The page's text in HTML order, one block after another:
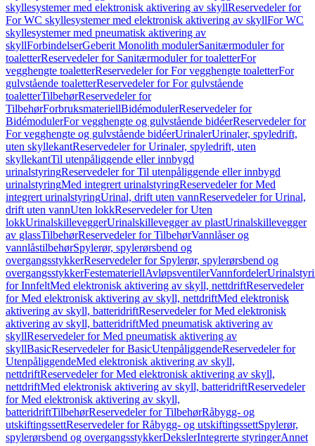
skyllesystemer med elektronisk aktivering av skyllReservedeler for
For WC skyllesystemer med elektronisk aktivering av skyllFor WC
skyllesystemer med pneumatisk aktivering av
skyllForbindelserGeberit Monolith modulerSanitærmoduler for
toaletterReservedeler for Sanitærmoduler for toaletterFor
vegghengte toaletterReservedeler for For vegghengte toaletterFor
gulvstående toaletterReservedeler for For gulvstående
toaletterTilbehørReservedeler for
TilbehørForbruksmateriellBidémodulerReservedeler for
BidémodulerFor vegghengte og gulvstående bidéerReservedeler for
For vegghengte og gulvstående bidéerUrinalerUrinaler, spyledrift,
uten skyllekantReservedeler for Urinaler, spyledrift, uten
skyllekantTil utenpåliggende eller innbygd
urinalstyringReservedeler for Til utenpåliggende eller innbygd
urinalstyringMed integrert urinalstyringReservedeler for Med
integrert urinalstyringUrinal, drift uten vannReservedeler for Urinal,
drift uten vannUten lokkReservedeler for Uten
lokkUrinalskilleveggerUrinalskillevegger av plastUrinalskillevegger
av glassTilbehørReservedeler for TilbehørVannlåser og
vannlåstilbehørSpylerør, spylerørsbend og
overgangsstykkerReservedeler for Spylerør, spylerørsbend og
overgangsstykkerFestemateriellAvløpsventilerVannfordeler
for InnfeltMed elektronisk aktivering av skyll, nettdriftReservedeler
for Med elektronisk aktivering av skyll, nettdriftMed elektronisk
aktivering av skyll, batteridriftReservedeler for Med elektronisk
aktivering av skyll, batteridriftMed pneumatisk aktivering av
skyllReservedeler for Med pneumatisk aktivering av
skyllBasicReservedeler for BasicUtenpåliggendeReservedeler for
UtenpåliggendeMed elektronisk aktivering av skyll,
nettdriftReservedeler for Med elektronisk aktivering av skyll,
nettdriftMed elektronisk aktivering av skyll, batteridriftReservedeler
for Med elektronisk aktivering av skyll,
batteridriftTilbehørReservedeler for TilbehørRåbygg- og
utskiftingssettReservedeler for Råbygg- og utskiftingssettSpylerør,
spylerørsbend og overgangsstykkerDekslerIntegrerte styringerAnnet